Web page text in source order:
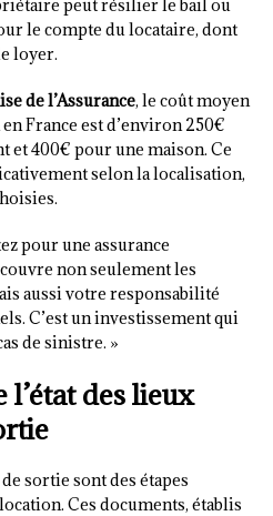
peut résilier le bail ou
le compte du locataire, dont
loyer.
de l’Assurance, le coût moyen
France est d’environ 250€
et 400€ pour une maison. Ce
selon la localisation,
pour une assurance
non seulement les
aussi votre responsabilité
C’est un investissement qui
de sinistre. »
des lieux
sortie sont des étapes
Ces documents, établis